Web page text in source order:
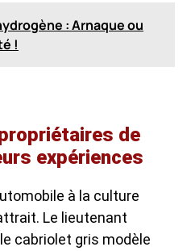
: Arnaque ou
!
de
expériences
à la culture
Le lieutenant
cabriolet gris modèle